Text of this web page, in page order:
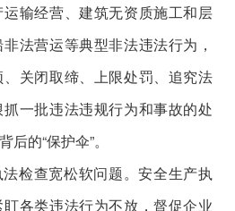
输经营、建筑无资质施工和层
法营运等典型非法违法行为，
关闭取缔、上限处罚、追究法
一批违法违规行为和事故的处
的“保护伞”。
检查宽松软问题。安全生产执
各类违法行为不放，督促企业